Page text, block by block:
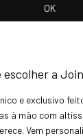
escolher a
e exclusivo
à mão com
Vem